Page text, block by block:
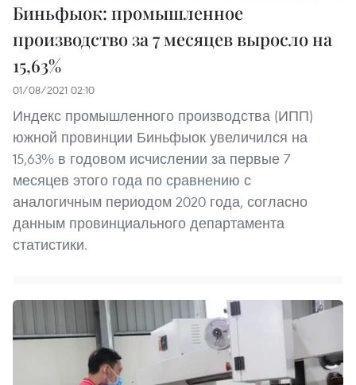
Биньфыок: промышленное
производство за 7 месяцев выросло на
15,63%
01/08/2021 02:10
Индекс промышленного производства (ИПП)
южной провинции Биньфыок увеличился на
15,63% в годовом исчислении за первые 7
месяцев этого года по сравнению с
аналогичным периодом 2020 года, согласно
данным провинциального департамента
статистики.